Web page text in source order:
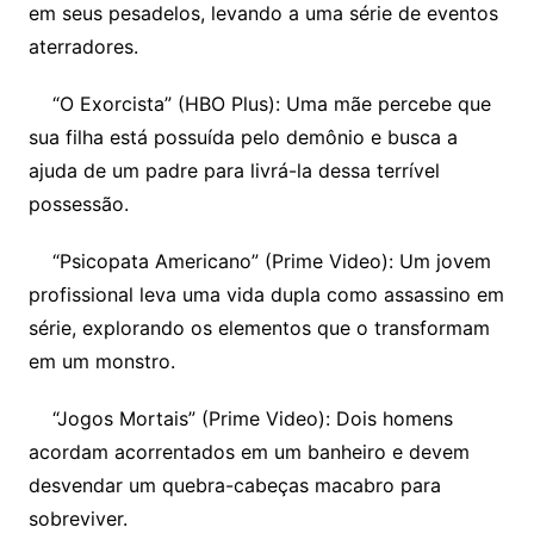
em seus pesadelos, levando a uma série de eventos
aterradores.
“O Exorcista” (HBO Plus): Uma mãe percebe que
sua filha está possuída pelo demônio e busca a
ajuda de um padre para livrá-la dessa terrível
possessão.
“Psicopata Americano” (Prime Video): Um jovem
profissional leva uma vida dupla como assassino em
série, explorando os elementos que o transformam
em um monstro.
“Jogos Mortais” (Prime Video): Dois homens
acordam acorrentados em um banheiro e devem
desvendar um quebra-cabeças macabro para
sobreviver.